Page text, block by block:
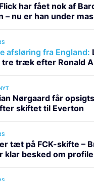
har fået nok af
– nu er han under
afsløring fra England:
træk efter Ronald
Nørgaard får
skiftet til Everton
tæt på FCK-skifte –
klar besked om